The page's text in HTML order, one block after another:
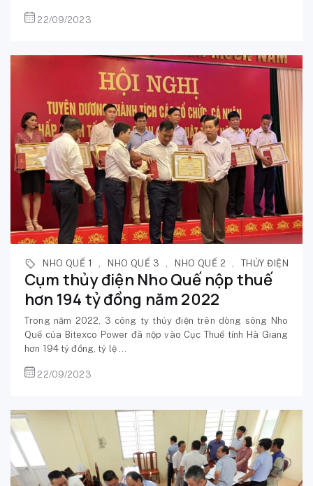
22/09/2023
NHO QUẾ 1 , NHO QUẾ 3 , NHO QUẾ 2 , THỦY ĐIỆN
Cụm thủy điện Nho Quế nộp thuế
hơn 194 tỷ đồng năm 2022
Trong năm 2022, 3 công ty thủy điện trên dòng sông Nho
Quế của Bitexco Power đã nộp vào Cục Thuế tỉnh Hà Giang
hơn 194 tỷ đồng, tỷ lệ ...
22/09/2023